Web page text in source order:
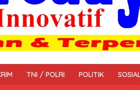
TNI / POLRI POLITIK